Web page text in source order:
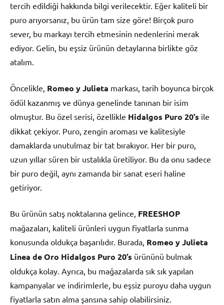
tercih edildiği hakkında bilgi verilecektir. Eğer kaliteli bir
puro arıyorsanız, bu ürün tam size göre! Birçok puro
sever, bu markayı tercih etmesinin nedenlerini merak
ediyor. Gelin, bu eşsiz ürünün detaylarına birlikte göz
atalım.
Öncelikle, Romeo y Julieta markası, tarih boyunca birçok
ödül kazanmış ve dünya genelinde tanınan bir isim
olmuştur. Bu özel serisi, özellikle Hidalgos Puro 20’s ile
dikkat çekiyor. Puro, zengin aroması ve kalitesiyle
damaklarda unutulmaz bir tat bırakıyor. Her bir puro,
uzun yıllar süren bir ustalıkla üretiliyor. Bu da onu sadece
bir puro değil, aynı zamanda bir sanat eseri haline
getiriyor.
Bu ürünün satış noktalarına gelince, FREESHOP
mağazaları, kaliteli ürünleri uygun fiyatlarla sunma
konusunda oldukça başarılıdır. Burada, Romeo y Julieta
Linea de Oro Hidalgos Puro 20’s ürününü bulmak
oldukça kolay. Ayrıca, bu mağazalarda sık sık yapılan
kampanyalar ve indirimlerle, bu eşsiz puroyu daha uygun
fiyatlarla satın alma şansına sahip olabilirsiniz.